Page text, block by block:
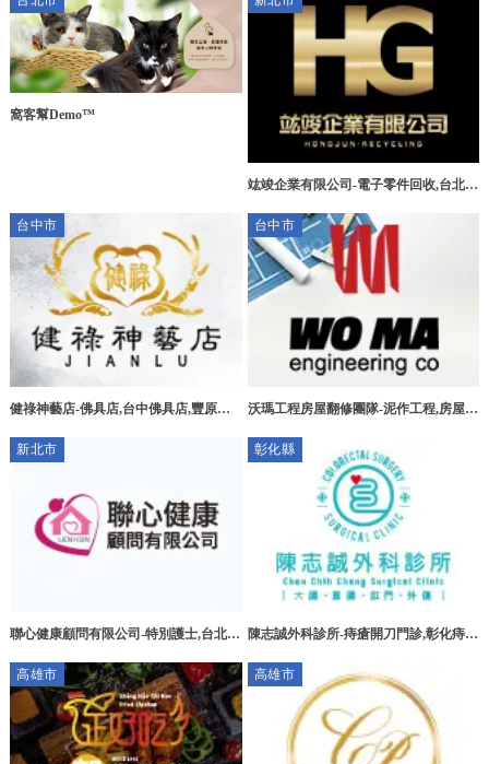
窩客幫Demo™
竑竣企業有限公司-電子零件回收,台北電
電子零件回收
台中市
健祿神藝店-佛具店,台中佛具店,豐原佛
台中市
沃瑪工程房屋翻修團隊-泥作工程,房屋拆
新北市
聯心健康顧問有限公司-特別護士,台北特
彰化縣
陳志誠外科診所-痔瘡開刀門診,彰化痔瘡
高雄市
高雄市